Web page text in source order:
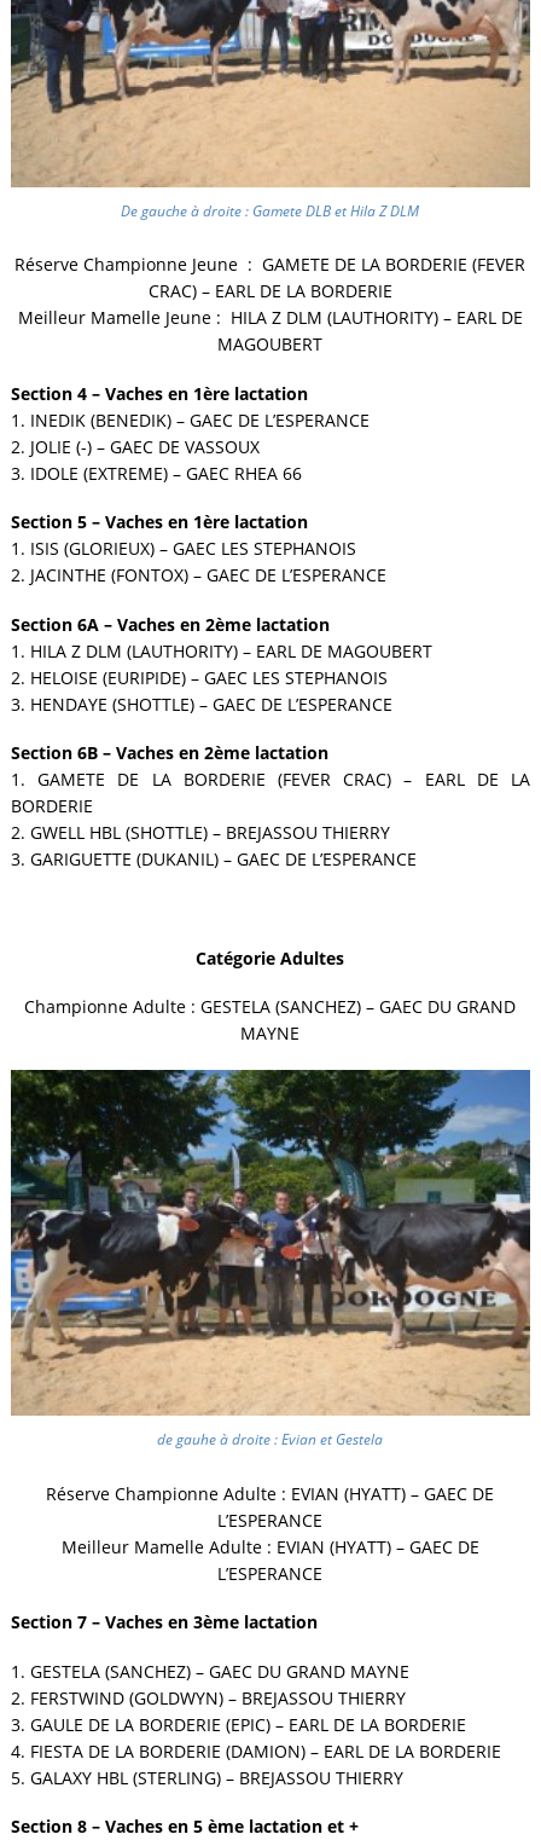
De gauche à droite : Gamete DLB et Hila Z DLM
Réserve Championne Jeune : GAMETE DE LA BORDERIE (FEVER
CRAC) – EARL DE LA BORDERIE
Meilleur Mamelle Jeune : HILA Z DLM (LAUTHORITY) – EARL DE
MAGOUBERT
Section 4 – Vaches en 1ère lactation
1. INEDIK (BENEDIK) – GAEC DE L’ESPERANCE
2. JOLIE (-) – GAEC DE VASSOUX
3. IDOLE (EXTREME) – GAEC RHEA 66
Section 5 – Vaches en 1ère lactation
1. ISIS (GLORIEUX) – GAEC LES STEPHANOIS
2. JACINTHE (FONTOX) – GAEC DE L’ESPERANCE
Section 6A – Vaches en 2ème lactation
1. HILA Z DLM (LAUTHORITY) – EARL DE MAGOUBERT
2. HELOISE (EURIPIDE) – GAEC LES STEPHANOIS
3. HENDAYE (SHOTTLE) – GAEC DE L’ESPERANCE
Section 6B – Vaches en 2ème lactation
1. GAMETE DE LA BORDERIE (FEVER CRAC) – EARL DE LA
BORDERIE
2. GWELL HBL (SHOTTLE) – BREJASSOU THIERRY
3. GARIGUETTE (DUKANIL) – GAEC DE L’ESPERANCE
Catégorie Adultes
Championne Adulte : GESTELA (SANCHEZ) – GAEC DU GRAND
MAYNE
de gauhe à droite : Evian et Gestela
Réserve Championne Adulte : EVIAN (HYATT) – GAEC DE
L’ESPERANCE
Meilleur Mamelle Adulte : EVIAN (HYATT) – GAEC DE
L’ESPERANCE
Section 7 – Vaches en 3ème lactation
1. GESTELA (SANCHEZ) – GAEC DU GRAND MAYNE
2. FERSTWIND (GOLDWYN) – BREJASSOU THIERRY
3. GAULE DE LA BORDERIE (EPIC) – EARL DE LA BORDERIE
4. FIESTA DE LA BORDERIE (DAMION) – EARL DE LA BORDERIE
5. GALAXY HBL (STERLING) – BREJASSOU THIERRY
Section 8 – Vaches en 5 ème lactation et +